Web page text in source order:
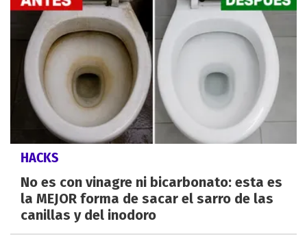
HACKS
No es con vinagre ni bicarbonato: esta es
la MEJOR forma de sacar el sarro de las
canillas y del inodoro